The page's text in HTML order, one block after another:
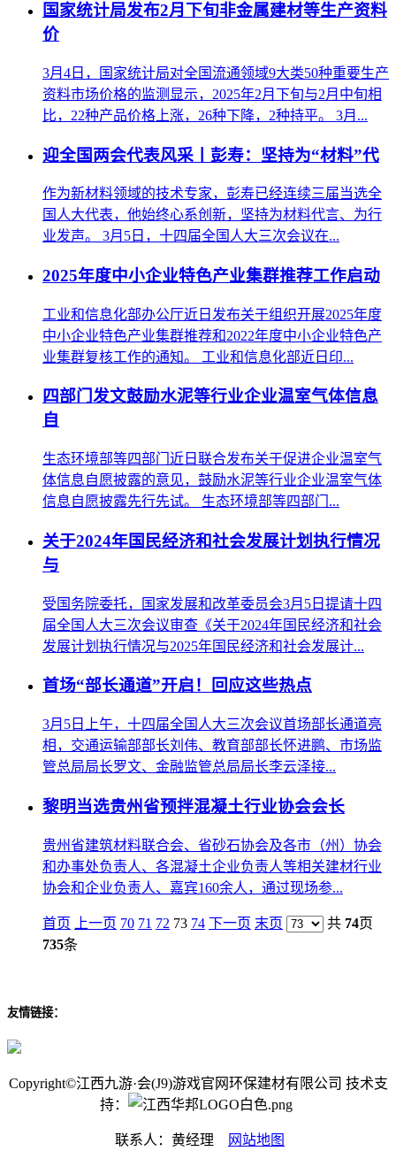
国家统计局发布2月下旬非金属建材等生产资料
价
3月4日，国家统计局对全国流通领域9大类50种重要生产
资料市场价格的监测显示，2025年2月下旬与2月中旬相
比，22种产品价格上涨，26种下降，2种持平。 3月...
迎全国两会代表风采丨彭寿：坚持为“材料”代
作为新材料领域的技术专家，彭寿已经连续三届当选全
国人大代表，他始终心系创新，坚持为材料代言、为行
业发声。 3月5日，十四届全国人大三次会议在...
2025年度中小企业特色产业集群推荐工作启动
工业和信息化部办公厅近日发布关于组织开展2025年度
中小企业特色产业集群推荐和2022年度中小企业特色产
业集群复核工作的通知。 工业和信息化部近日印...
四部门发文鼓励水泥等行业企业温室气体信息
自
生态环境部等四部门近日联合发布关于促进企业温室气
体信息自愿披露的意见，鼓励水泥等行业企业温室气体
信息自愿披露先行先试。 生态环境部等四部门...
关于2024年国民经济和社会发展计划执行情况
与
受国务院委托，国家发展和改革委员会3月5日提请十四
届全国人大三次会议审查《关于2024年国民经济和社会
发展计划执行情况与2025年国民经济和社会发展计...
首场“部长通道”开启！回应这些热点
3月5日上午，十四届全国人大三次会议首场部长通道亮
相，交通运输部部长刘伟、教育部部长怀进鹏、市场监
管总局局长罗文、金融监管总局局长李云泽接...
黎明当选贵州省预拌混凝土行业协会会长
贵州省建筑材料联合会、省砂石协会及各市（州）协会
和办事处负责人、各混凝土企业负责人等相关建材行业
协会和企业负责人、嘉宾160余人，通过现场参...
首页 上一页 70 71 72 73 74 下一页 末页 共 74页
735条
友情链接：
Copyright©江西九游·会(J9)游戏官网环保建材有限公司 技术支
持：
联系人：黄经理 网站地图